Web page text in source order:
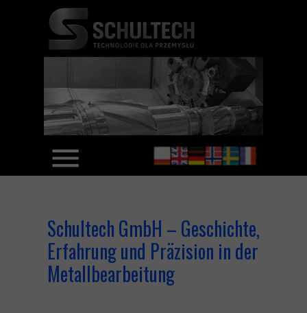
Schultech GmbH – Geschichte,
Erfahrung und Präzision in der
Metallbearbeitung